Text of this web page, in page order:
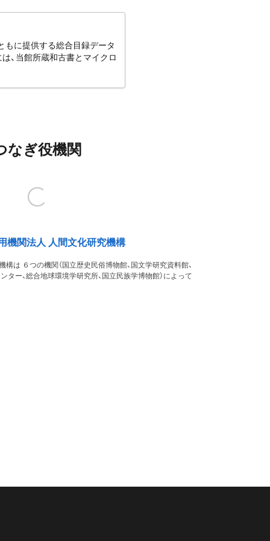
もに提供する総合目録データ
、当館所蔵和古書とマイクロ
なぎ役機関
機関法人 人間文化研究機構
は ６つの機関（国立歴史民俗博物館、国文学研究資料館、
ター、総合地球環境学研究所、国立民族学博物館）によって